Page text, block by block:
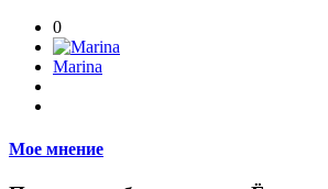
0
Marina
Мое мнение